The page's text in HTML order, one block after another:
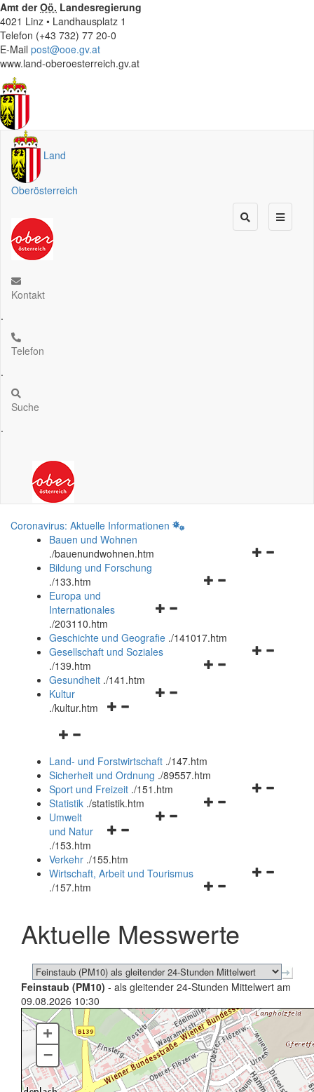
Amt derOö. Landesregierung
4021 Linz • Landhausplatz 1
Telefon (+43 732) 77 20-0
E-Mail post@ooe.gv.at
www.land-oberoesterreich.gv.at
Land
Oberösterreich
Kontakt
.
Telefon
.
Suche
.
Coronavirus: Aktuelle Informationen
Bauen und Wohnen
./bauenundwohnen.htm
Navigationsmenü
Bildung und Forschung
./133.htm
Navigationsmenü
und
schließen
Europa und
Internationales
./203110.htm
Geschichte und Geografie ./141017.htm
Navigationsmenü
Gesellschaft und Soziales
./139.htm
Navigationsmenü
Gesundheit ./141.htm
Navigationsmenü
Kultur
./kultur.htm
Navigationsmenü
und
schließen
Land- und Forstwirtschaft ./147.htm
Sicherheit und Ordnung ./89557.htm
Navigationsmenü
Sport und Freizeit ./151.htm
Navigationsmenü
Statistik ./statistik.htm
Navigationsmenü
und
schließen
Umwelt
und Natur
./153.htm
Verkehr ./155.htm
Navigationsmenü
schließen
Wirtschaft, Arbeit und Tourismus
./157.htm
Aktuelle Messwerte
Feinstaub (PM10) - als gleitender 24-Stunden Mittelwert am
09.08.2026 10:30
+
–